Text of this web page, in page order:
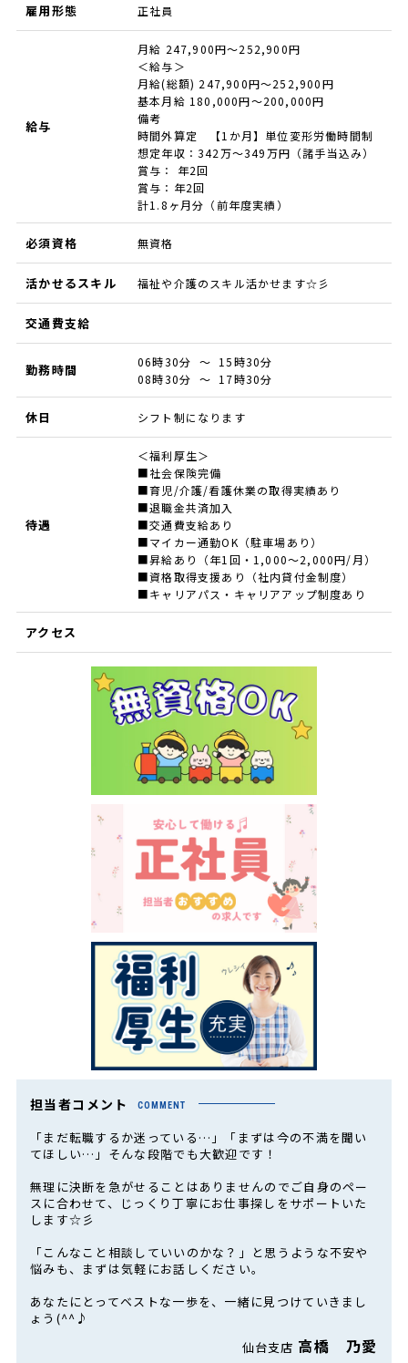
雇用形態 正社員
給与
月給 247,900円～252,900円
＜給与＞
月給(総額) 247,900円〜252,900円
基本月給 180,000円〜200,000円
備考
時間外算定 【1か月】単位変形労働時間制
想定年収：342万～349万円（諸手当込み）
賞与： 年2回
賞与：年2回
計1.8ヶ月分（前年度実績）
必須資格 無資格
活かせるスキル 福祉や介護のスキル活かせます☆彡
交通費支給
勤務時間
06時30分 ～ 15時30分
08時30分 ～ 17時30分
休日 シフト制になります
待遇
＜福利厚生＞
■社会保険完備
■育児/介護/看護休業の取得実績あり
■退職金共済加入
■交通費支給あり
■マイカー通勤OK（駐車場あり）
■昇給あり（年1回・1,000～2,000円/月）
■資格取得支援あり（社内貸付金制度）
■キャリアパス・キャリアアップ制度あり
アクセス
担当者コメント COMMENT
「まだ転職するか迷っている…」「まずは今の不満を聞い
てほしい…」そんな段階でも大歓迎です！
無理に決断を急がせることはありませんのでご自身のペー
スに合わせて、じっくり丁寧にお仕事探しをサポートいた
します☆彡
「こんなこと相談していいのかな？」と思うような不安や
悩みも、まずは気軽にお話しください。
あなたにとってベストな一歩を、一緒に見つけていきまし
ょう(^^♪
仙台支店 高橋 乃愛